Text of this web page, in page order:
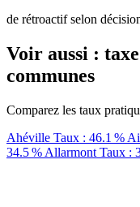
de rétroactif selon
Voir aussi :
communes
Comparez les taux
Ahéville Taux : 46.1 %
34.5 % Allarmont Taux :